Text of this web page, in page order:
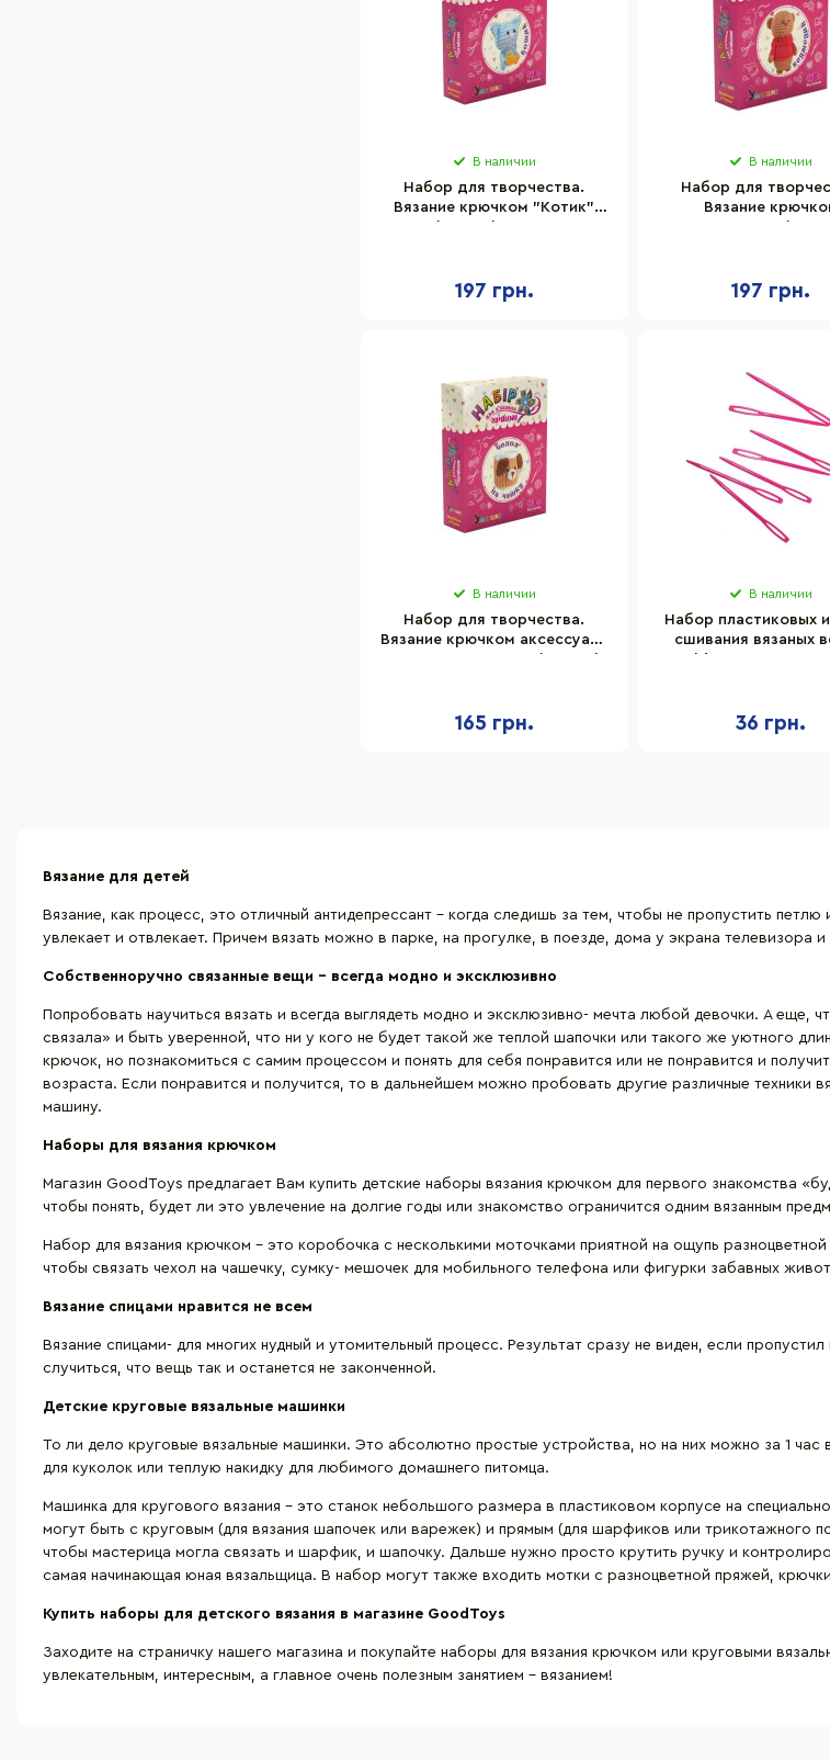
В наличии
Набор для творчества.
Вязание крючком "Котик"
197 грн.
В наличии
Набор для
Вязание
197 грн.
В наличии
Набор для творчества.
Вязание крючком аксессуара
165 грн.
В наличии
Набор пластиковых
сшивания вязаных
36 грн.
Вязание для детей
Вязание, как процесс, это отличный антидепрессант - когда следишь за тем, чтобы не пропустить
увлекает и отвлекает. Причем вязать можно в парке, на прогулке, в поезде, дома у экрана телевизора и
Собственноручно связанные вещи – всегда модно и эксклюзивно
Попробовать научиться вязать и всегда выглядеть модно и эксклюзивно- мечта любой девочки. А еще,
связала» и быть уверенной, что ни у кого не будет такой же теплой шапочки или такого же уютного
крючок, но познакомиться с самим процессом и понять для себя понравится или не понравится и
возраста. Если понравится и получится, то в дальнейшем можно пробовать другие различные техники
машину.
Наборы для вязания крючком
Магазин GoodToys предлагает Вам купить детские наборы вязания крючком для первого знакомства
чтобы понять, будет ли это увлечение на долгие годы или знакомство ограничится одним вязанным
Набор для вязания крючком – это коробочка с несколькими моточками приятной на ощупь
чтобы связать чехол на чашечку, сумку- мешочек для мобильного телефона или фигурки забавных
Вязание спицами нравится не всем
Вязание спицами- для многих нудный и утомительный процесс. Результат сразу не виден, если
случиться, что вещь так и останется не законченной.
Детские круговые вязальные машинки
То ли дело круговые вязальные машинки. Это абсолютно простые устройства, но на них можно за 1
для куколок или теплую накидку для любимого домашнего питомца.
Машинка для кругового вязания - это станок небольшого размера в пластиковом корпусе на
могут быть с круговым (для вязания шапочек или варежек) и прямым (для шарфиков или трикотажного
чтобы мастерица могла связать и шарфик, и шапочку. Дальше нужно просто крутить ручку и
самая начинающая юная вязальщица. В набор могут также входить мотки с разноцветной пряжей,
Купить наборы для детского вязания в магазине GoodToys
Заходите на страничку нашего магазина и покупайте наборы для вязания крючком или круговыми
увлекательным, интересным, а главное очень полезным занятием – вязанием!